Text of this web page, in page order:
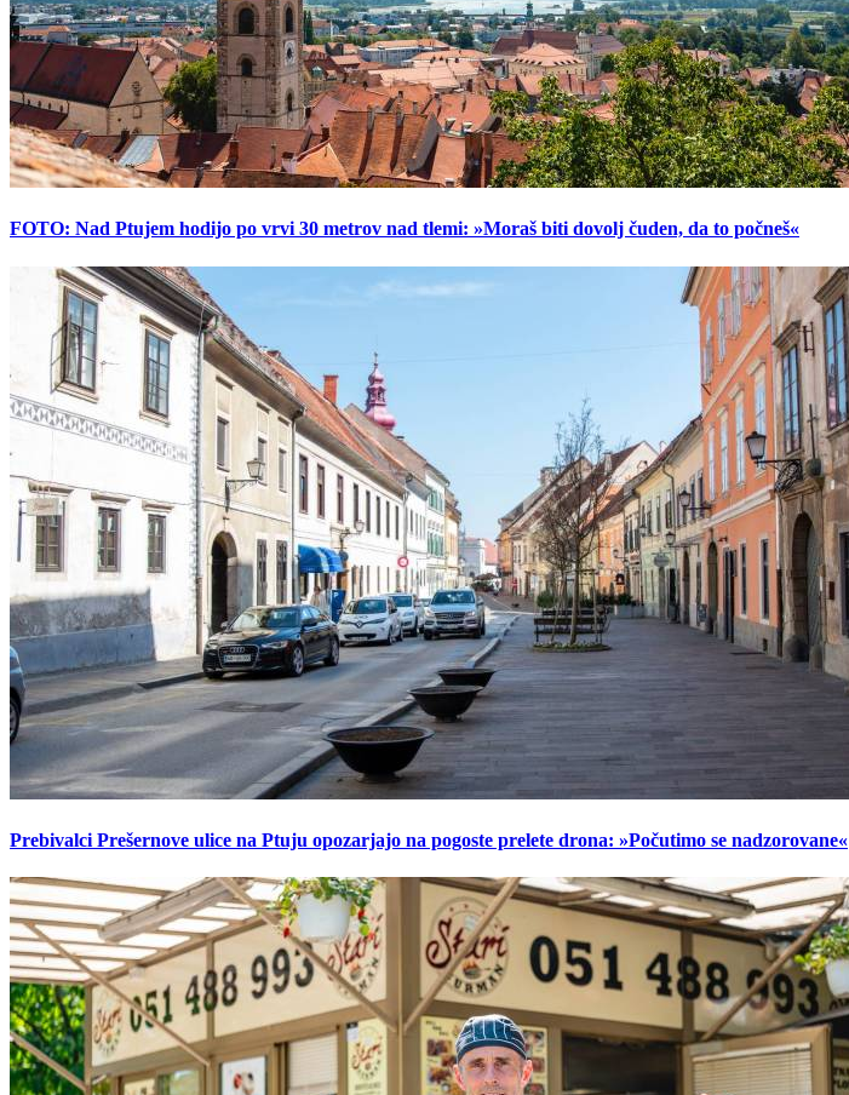
FOTO: Nad Ptujem hodijo po vrvi 30 metrov nad tlemi: »Moraš biti dovolj čuden, da to počneš«
Prebivalci Prešernove ulice na Ptuju opozarjajo na pogoste prelete drona: »Počutimo se nadzorovane«